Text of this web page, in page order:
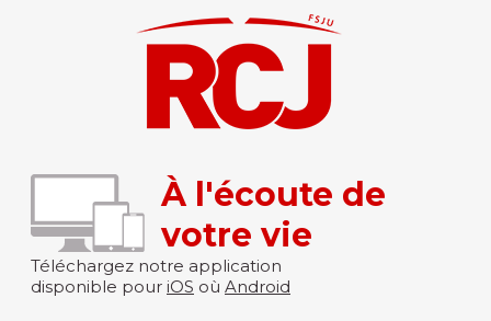
À l'écoute de
votre vie
Téléchargez notre application
disponible pour iOS où Android